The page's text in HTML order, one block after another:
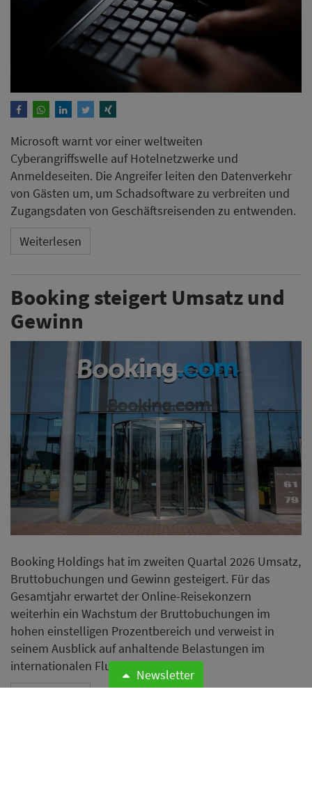
Microsoft warnt vor einer weltweiten
Cyberangriffswelle auf Hotelnetzwerke und
Anmeldeseiten. Die Angreifer leiten den Datenverkehr
von Gästen um, um Schadsoftware zu verbreiten und
Zugangsdaten von Geschäftsreisenden zu entwenden.
Weiterlesen
Booking steigert Umsatz und
Gewinn
Booking Holdings hat im zweiten Quartal 2026 Umsatz,
Bruttobuchungen und Gewinn gesteigert. Für das
Gesamtjahr erwartet der Online-Reisekonzern
weiterhin ein Wachstum der Bruttobuchungen im
hohen einstelligen Prozentbereich und verweist in
seinem Ausblick auf anhaltende Belastungen im
internationalen Flugverkehr.
Newsletter